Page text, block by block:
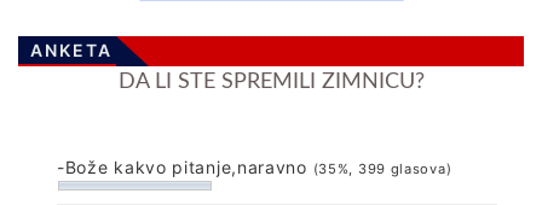
ANKETA
DA LI STE SPREMILI ZIMNICU?
-Bože kakvo pitanje,naravno (35%, 399 glasova)